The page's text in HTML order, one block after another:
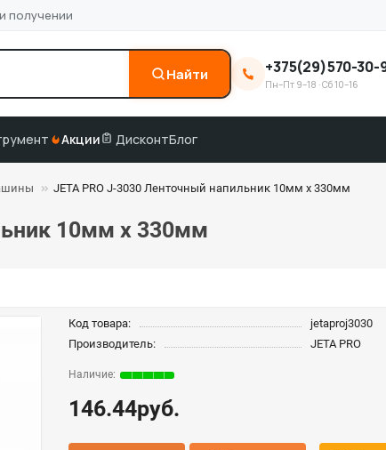
получении
Найти
по коду подбор по VIN
+375(29)570-30-
Пн–Пт 9–18 · Сб 10–16
Акции ДисконтБлог
JETA PRO J-3030 Ленточный напильник 10мм х 330мм
10мм х 330мм
Код товара:
jetaproj3030
Производитель:
JETA PRO
146.44руб.